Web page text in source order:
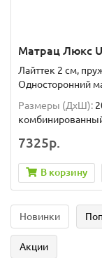
Матрац Люкс
Лайттек 2 см,
Односторонний
Размеры (ДxШ):
7325р.
В корзину
Новинки
Акции